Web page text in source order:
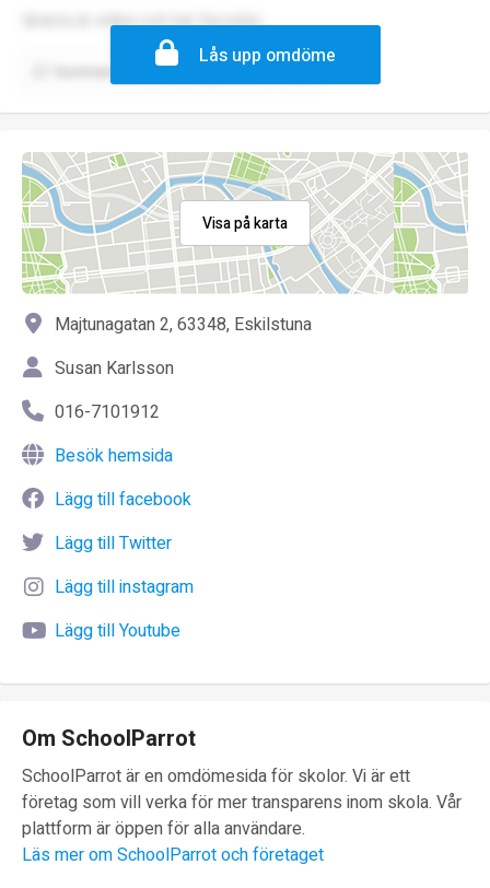
lärarna är elaka och har favoriter
Lås upp omdöme
Visa på karta
Majtunagatan 2, 63348, Eskilstuna
Susan Karlsson
016-7101912
Besök hemsida
Lägg till facebook
Lägg till Twitter
Lägg till instagram
Lägg till Youtube
Om SchoolParrot
SchoolParrot är en omdömesida för skolor. Vi är ett
företag som vill verka för mer transparens inom skola. Vår
plattform är öppen för alla användare.
Läs mer om SchoolParrot och företaget